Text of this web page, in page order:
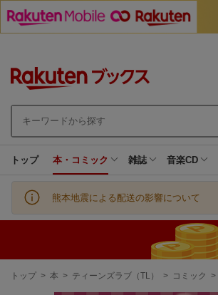
トップ 本・コミック 雑誌 音楽CD
熊本地震による配送の影響について
現
トップ > 本 > ティーンズラブ（TL） > コミック >